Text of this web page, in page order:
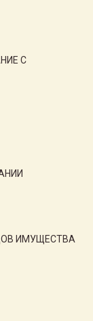
С
ИМУЩЕСТВА